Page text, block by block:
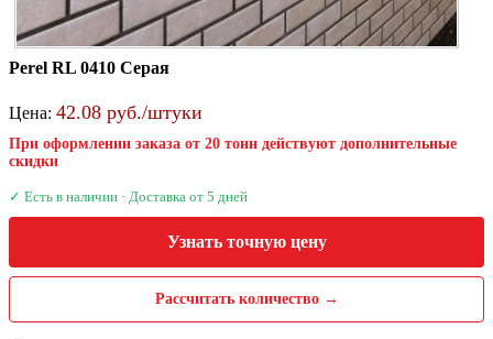
Perel RL 0410 Серая
Цена: 42.08 руб./штуки
При оформлении заказа от 20 тонн действуют дополнительные
скидки
✓ Есть в наличии · Доставка от 5 дней
Узнать точную цену
Рассчитать количество →